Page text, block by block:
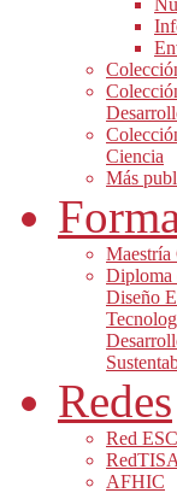
Ciencia
Más
Maestría
Diploma
Diseño
Redes
Red
RedTISA
AFHIC